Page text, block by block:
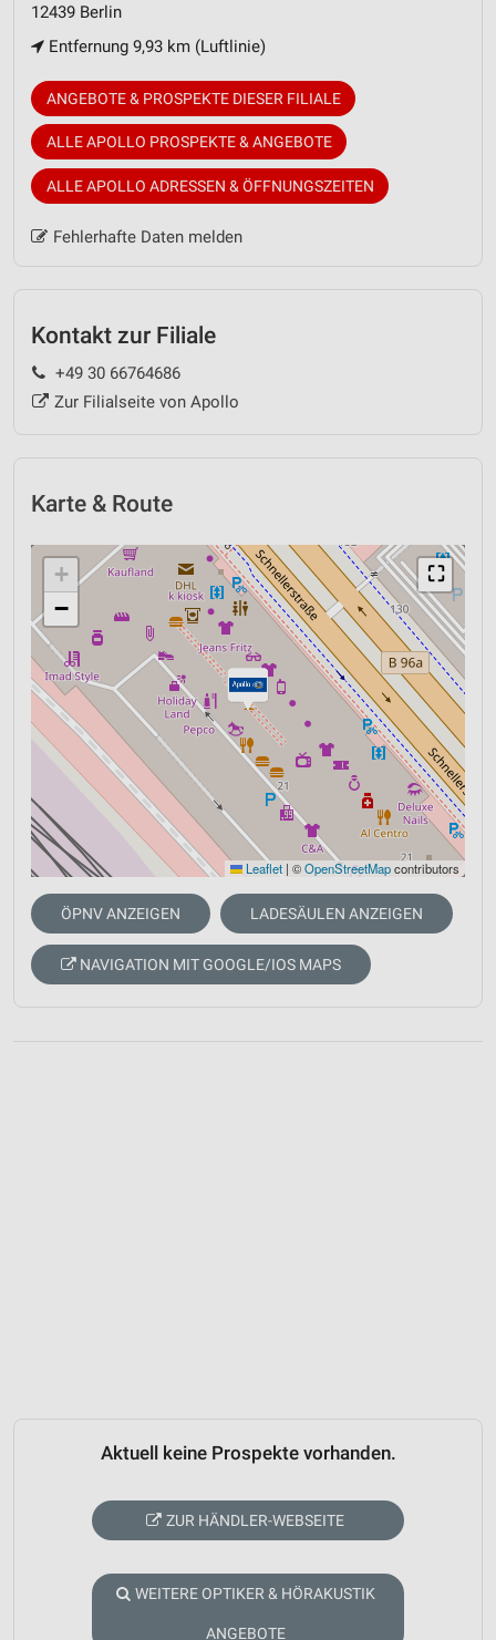
12439 Berlin
Entfernung 9,93 km (Luftlinie)
ANGEBOTE & PROSPEKTE DIESER FILIALE
ALLE APOLLO PROSPEKTE & ANGEBOTE
ALLE APOLLO ADRESSEN & ÖFFNUNGSZEITEN
Fehlerhafte Daten melden
Kontakt zur Filiale
+49 30 66764686
Zur Filialseite von Apollo
Karte & Route
⛶
+
−
Leaflet | ©OpenStreetMapcontributors
ÖPNV ANZEIGEN LADESÄULEN ANZEIGEN
NAVIGATION MIT GOOGLE/IOS MAPS
Aktuell keine Prospekte vorhanden.
ZUR HÄNDLER-WEBSEITE
WEITERE OPTIKER & HÖRAKUSTIK
ANGEBOTE